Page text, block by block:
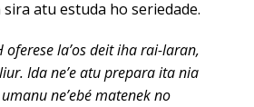
atu estuda ho seriedade.
oferese la’os deit iha rai-laran,
Ida ne’e atu prepara ita nia
ne’ebé matenek no